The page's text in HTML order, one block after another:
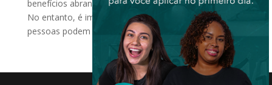
benefícios abrangentes para a saúde e o bem-estar.
No entanto, é importante reconhecer que algumas
pessoas podem ter...